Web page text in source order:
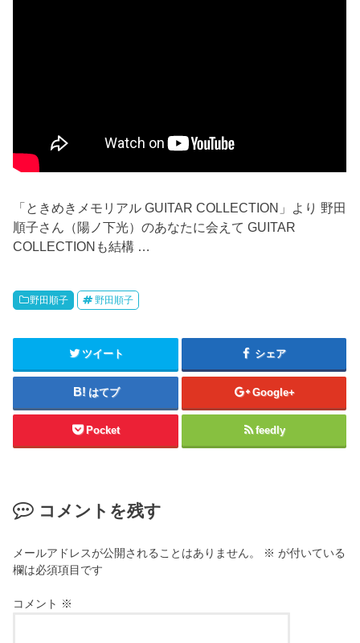
「ときめきメモリアル GUITAR COLLECTION」より 野田
順子さん（陽ノ下光）のあなたに会えて GUITAR
COLLECTIONも結構 …
野田順子 野田順子
ツイート シェア
はてブ Google+
Pocket feedly
コメントを残す
メールアドレスが公開されることはありません。 ※ が付いている
欄は必須項目です
コメント ※